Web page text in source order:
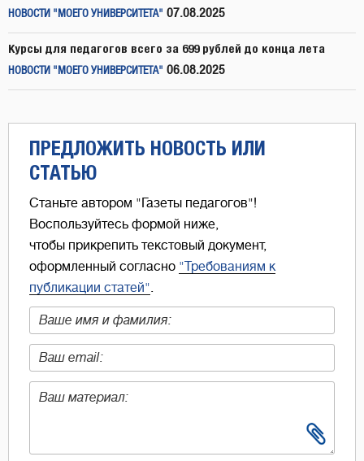
НОВОСТИ "МОЕГО УНИВЕРСИТЕТА" 07.08.2025
Курсы для педагогов всего за 699 рублей до конца лета
НОВОСТИ "МОЕГО УНИВЕРСИТЕТА" 06.08.2025
ПРЕДЛОЖИТЬ НОВОСТЬ ИЛИ
СТАТЬЮ
Станьте автором "Газеты педагогов"!
Воспользуйтесь формой ниже,
чтобы прикрепить текстовый документ,
оформленный согласно "Требованиям к
публикации статей".